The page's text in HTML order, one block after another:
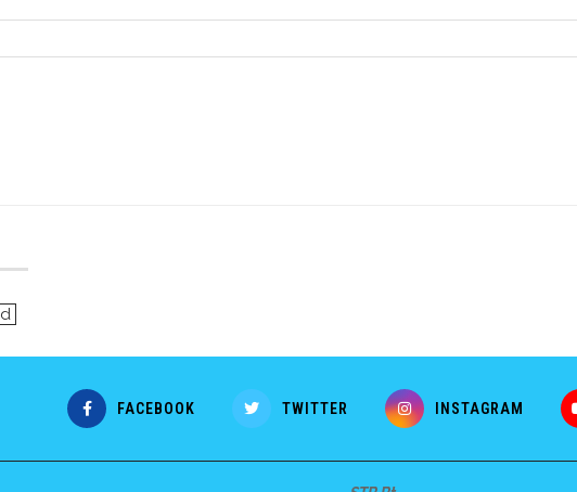
FACEBOOK TWITTER INSTAGRAM